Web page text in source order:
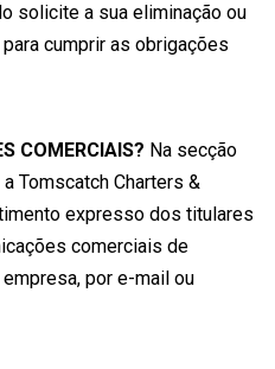
solicite a sua eliminação ou
cumprir as obrigações
COMERCIAIS? Na secção
Tomscatch Charters &
expresso dos titulares
comerciais de
por e-mail ou